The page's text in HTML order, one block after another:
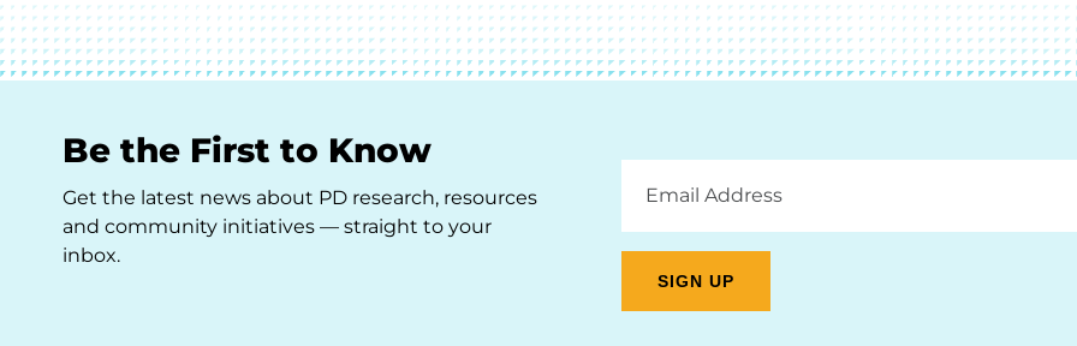
Be the First to Know
Get the latest news about PD research, resources
and community initiatives — straight to your
inbox.
Address